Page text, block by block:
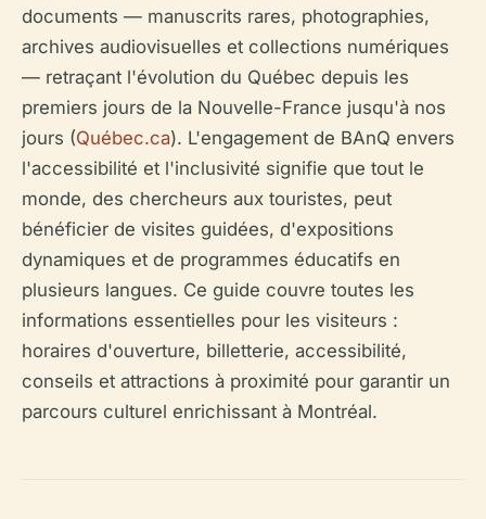
documents — manuscrits rares, photographies,
archives audiovisuelles et collections numériques
— retraçant l'évolution du Québec depuis les
premiers jours de la Nouvelle-France jusqu'à nos
jours (Québec.ca). L'engagement de BAnQ envers
l'accessibilité et l'inclusivité signifie que tout le
monde, des chercheurs aux touristes, peut
bénéficier de visites guidées, d'expositions
dynamiques et de programmes éducatifs en
plusieurs langues. Ce guide couvre toutes les
informations essentielles pour les visiteurs :
horaires d'ouverture, billetterie, accessibilité,
conseils et attractions à proximité pour garantir un
parcours culturel enrichissant à Montréal.